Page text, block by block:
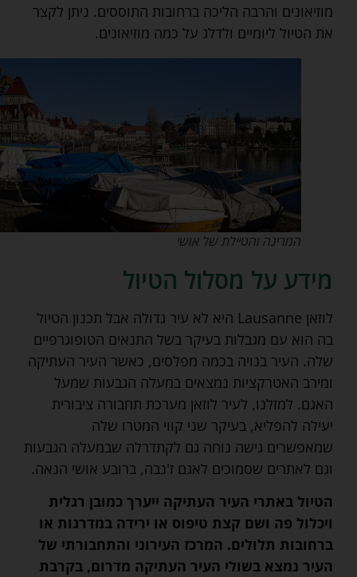
מוזיאונים והרבה הליכה ברחובות התוססים. ניתן לקצר
את הטיול ליומיים ולדלג על כמה מוזיאונים.
המרינה והטיילת של אושי
מידע על מסלול הטיול
לוזאן Lausanne היא לא עיר גדולה אבל תכנון הטיול
בה הוא עם מגבלות בעיקר בשל התנאים הטופוגרפיים
שלה. העיר בנויה בכמה מפלסים, כאשר העיר העתיקה
ומירב האטרקציות נמצאים במעלה הגבעות שמעל
האגם. למזלנו, לעיר לוזאן מערכת תחבורה ציבורית
יעילה להפליא, בעיקר שני קווי המטרו שלה
שמאפשרים גישה נוחה גם לקתדרלה שבמעלה הגבעות
וגם לאתרים שסמוכים לאגם ז'נבה, ברובע אושי הנאה.
הטיול באתרי העיר העתיקה ייערך כמובן רגלית
ויכלול פה ושם קצת טיפוס או ירידה במדרגות או
ברחובות תלולים. המרכז העירוני והתחבורתי של
העיר נמצא בשולי העיר העתיקה מדרום, בקרבת